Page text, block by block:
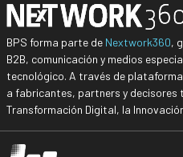
BPS forma parte de Nextwork360,
B2B, comunicación y medios
tecnológico. A través de
a fabricantes, partners y decisores
Transformación Digital, la